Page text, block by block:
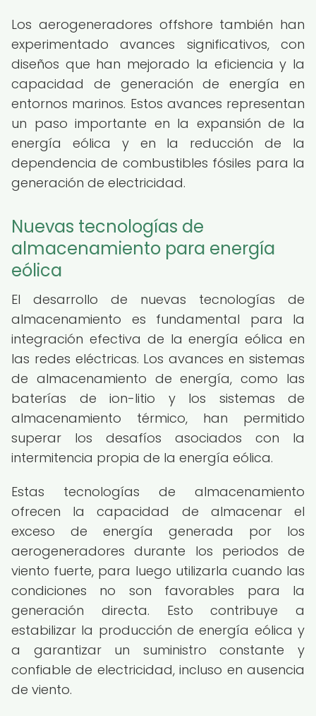
Los aerogeneradores offshore también han
experimentado avances significativos, con
diseños que han mejorado la eficiencia y la
capacidad de generación de energía en
entornos marinos. Estos avances representan
un paso importante en la expansión de la
energía eólica y en la reducción de la
dependencia de combustibles fósiles para la
generación de electricidad.
Nuevas tecnologías de
almacenamiento para energía
eólica
El desarrollo de nuevas tecnologías de
almacenamiento es fundamental para la
integración efectiva de la energía eólica en
las redes eléctricas. Los avances en sistemas
de almacenamiento de energía, como las
baterías de ion-litio y los sistemas de
almacenamiento térmico, han permitido
superar los desafíos asociados con la
intermitencia propia de la energía eólica.
Estas tecnologías de almacenamiento
ofrecen la capacidad de almacenar el
exceso de energía generada por los
aerogeneradores durante los periodos de
viento fuerte, para luego utilizarla cuando las
condiciones no son favorables para la
generación directa. Esto contribuye a
estabilizar la producción de energía eólica y
a garantizar un suministro constante y
confiable de electricidad, incluso en ausencia
de viento.